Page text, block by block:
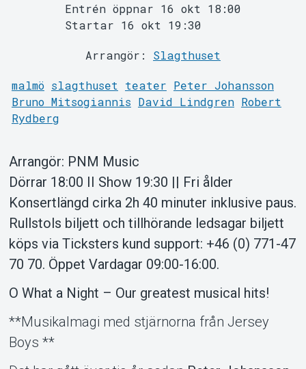
Support
Om Tickster
Entrén öppnar 16 okt 18:00
Startar 16 okt 19:30
Arrangör: Slagthuset
malmö slagthuset teater Peter Johansson
Bruno Mitsogiannis David Lindgren Robert
Rydberg
Arrangör: PNM Music
Dörrar 18:00 II Show 19:30 || Fri ålder
Konsertlängd cirka 2h 40 minuter inklusive paus.
Rullstols biljett och tillhörande ledsagar biljett
köps via Ticksters kund support: +46 (0) 771-47
70 70. Öppet Vardagar 09:00-16:00.
O What a Night – Our greatest musical hits!
**Musikalmagi med stjärnorna från Jersey
Boys **